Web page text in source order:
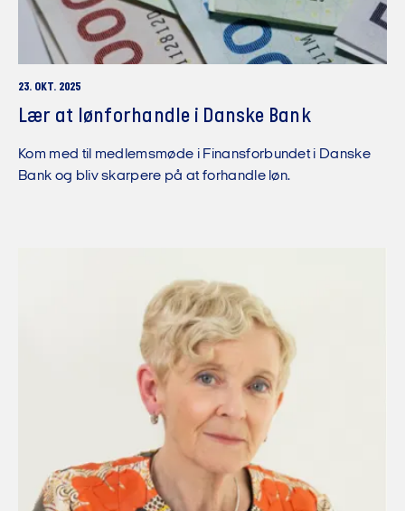
23. OKT. 2025
Lær at lønforhandle i Danske Bank
Kom med til medlemsmøde i Finansforbundet i Danske
Bank og bliv skarpere på at forhandle løn.